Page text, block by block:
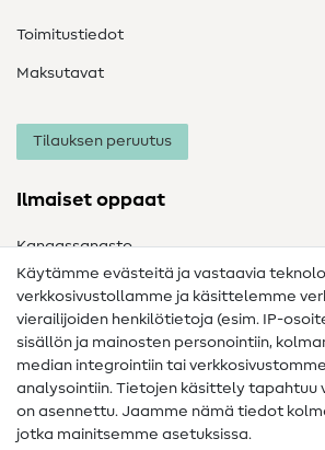
Toimitustiedot
Maksutavat
Tilauksen peruutus
Ilmaiset oppaat
Kangassanasto
Ompelusanasto
Ompeluohjeet
Apua ja yhteystiedot
Yhteystiedot
Käytämme evästeitä ja vastaavia
verkkosivustollamme ja käsittelemme
vierailijoiden henkilötietoja (esim. IP-
sisällön ja mainosten personointiin,
median integrointiin tai
analysointiin. Tietojen käsittely tapahtuu
on asennettu. Jaamme nämä tiedot
jotka mainitsemme asetuksissa.